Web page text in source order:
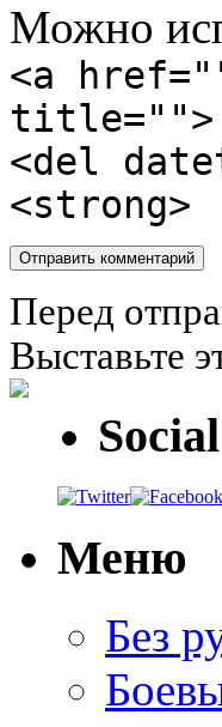
Можно
<a
title="">
<del
<strong>
Перед
Выставьте
Меню
Без